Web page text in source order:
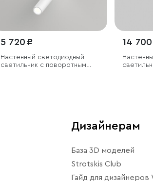
5 720 ₽
Настенный светодиодный
светильник с поворотным
14
Дизайнерам
База 3D моделей
Strotskis Club
Гайд для дизайнеров